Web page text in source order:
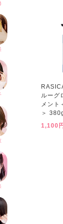
ルーグ
メント
＞
1,100円